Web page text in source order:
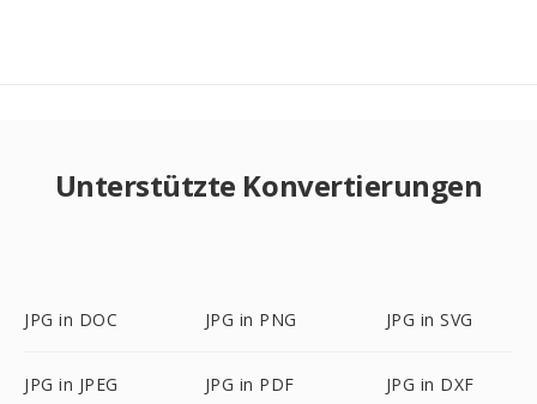
Unterstützte Konvertierungen
JPG in DOC JPG in PNG JPG in SVG
JPG in JPEG JPG in PDF JPG in DXF